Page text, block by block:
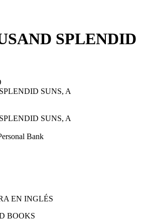
SPLENDID
EN INGLÉS
BOOKS